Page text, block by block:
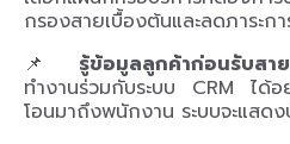
กรองสายเบื้องต้นและลดภาระก
📌 รู้ข้อมูลลูกค้าก่อนรับส
ทำงานร่วมกับระบบ CRM ได้
โอนมาถึงพนักงาน ระบบจะแสด